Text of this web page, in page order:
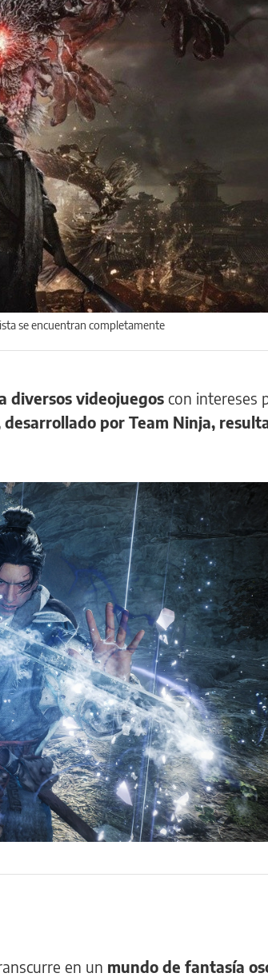
se encuentran completamente
diversos videojuegos con intereses
por Team Ninja,
en un mundo de fantasía